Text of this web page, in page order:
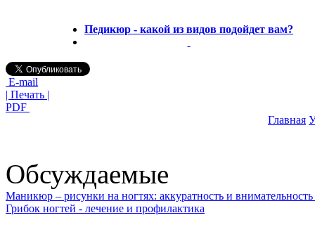
Педикюр - какой из видов подойдет вам?
E-mail
| Печать |
PDF
Главная
Обсуждаемые
Маникюр – рисунки на ногтях: аккуратность и
Грибок ногтей - лечение и профилактика